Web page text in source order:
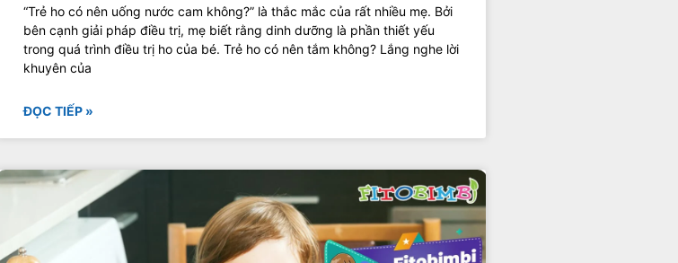
“Trẻ ho có nên uống nước cam không?” là thắc mắc của rất nhiều mẹ. Bởi
bên cạnh giải pháp điều trị, mẹ biết rằng dinh dưỡng là phần thiết yếu
trong quá trình điều trị ho của bé. Trẻ ho có nên tắm không? Lắng nghe lời
khuyên của
ĐỌC TIẾP »